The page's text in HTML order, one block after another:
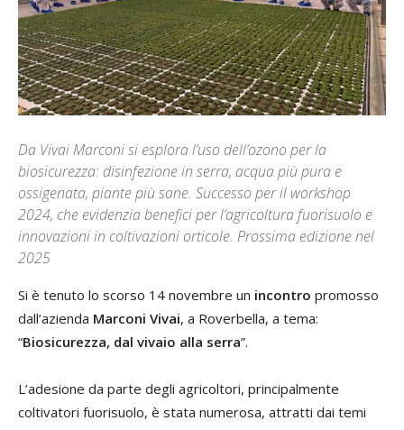
Da Vivai Marconi si esplora l’uso dell’ozono per la
biosicurezza: disinfezione in serra, acqua più pura e
ossigenata, piante più sane. Successo per il workshop
2024, che evidenzia benefici per l’agricoltura fuorisuolo e
innovazioni in coltivazioni orticole. Prossima edizione nel
2025
Si è tenuto lo scorso 14 novembre un incontro promosso
dall’azienda Marconi Vivai, a Roverbella, a tema:
“Biosicurezza, dal vivaio alla serra”.
L’adesione da parte degli agricoltori, principalmente
coltivatori fuorisuolo, è stata numerosa, attratti dai temi